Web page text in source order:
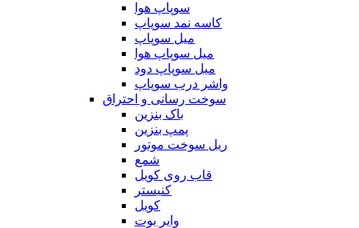
سوپاپ هوا
کاسه نمد سوپاپ
میل سوپاپ
میل سوپاپ هوا
میل سوپاپ دود
واشر درب سوپاپ
سوخت رسانی و احتراق
باک بنزین
پمپ بنزین
ریل سوخت موتور
شمع
قاب روی کویل
کنیستر
کویل
وایر بوت